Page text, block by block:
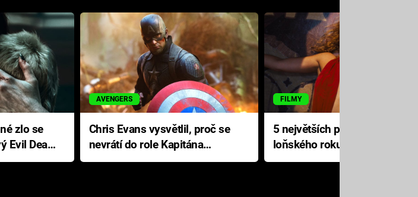
Evil Dead
AVENGERS
Chris Evans vysvětlil, proč se
nevrátí do role Kapitána
Ameriky
FILMY
5 největších propadáků
loňského roku: Disney na
jediné katastrofě prodělal 200